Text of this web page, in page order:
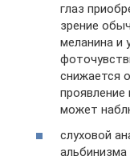
глаз
зрение
меланина и
снижается
проявление
может
слуховой
альбинизма